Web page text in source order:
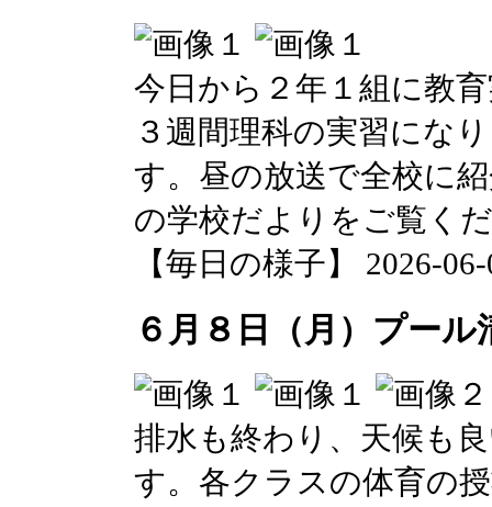
今日から２年１組に教
３週間理科の実習にな
す。昼の放送で全校に
の学校だよりをご覧く
【毎日の様子】 2026-
６月８日（月）プール
排水も終わり、天候も
す。各クラスの体育の